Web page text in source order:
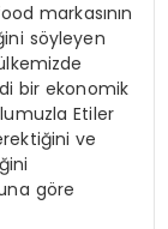
markasının
söyleyen
bir ekonomik
Etiler
ve
göre